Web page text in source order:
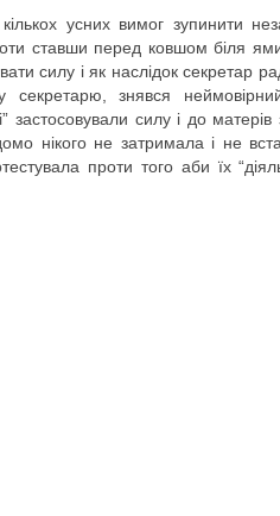
усних вимог зупинити
ставши перед ковшом біля
силу і як наслідок секретар
знявся
застосовували силу і до матерів
нікого не затримала і не
проти того аби їх